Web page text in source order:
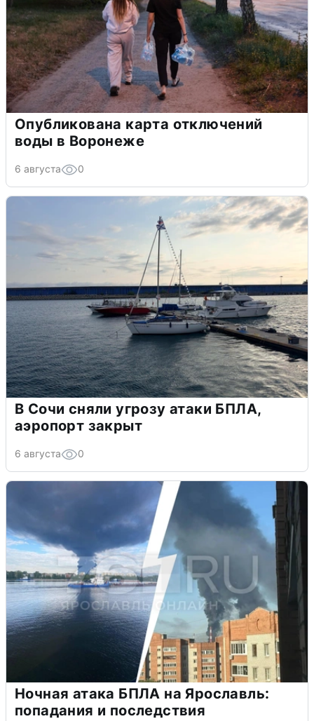
Опубликована карта отключений
воды в Воронеже
6 августа 0
В Сочи сняли угрозу атаки БПЛА,
аэропорт закрыт
6 августа 0
Ночная атака БПЛА на Ярославль:
попадания и последствия